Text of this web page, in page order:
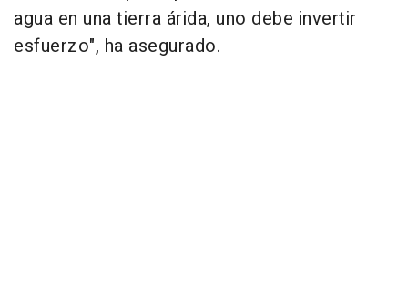
agua en una tierra árida, uno debe invertir
esfuerzo", ha asegurado.